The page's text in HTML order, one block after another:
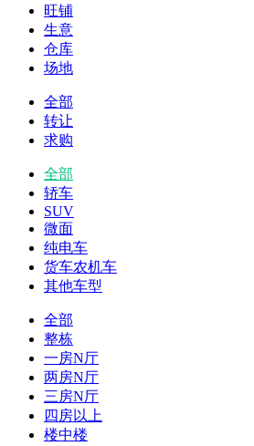
旺铺
生意
仓库
场地
全部
转让
求购
全部
轿车
SUV
微面
纯电车
货车农机车
其他车型
全部
整栋
一房N厅
两房N厅
三房N厅
四房以上
楼中楼